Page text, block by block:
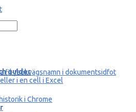
guider
fil-/sökvägsnamn i dokumentsidfot
i en cell i Excel
i Chrome